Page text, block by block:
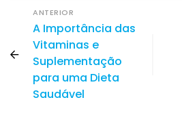
ANTERIOR
A Importância das
Vitaminas e
Suplementação
para uma Dieta
Saudável